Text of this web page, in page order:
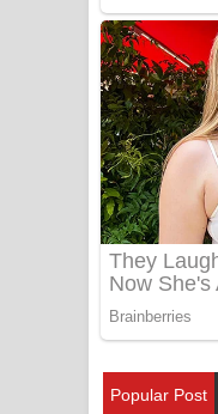
Popular Post